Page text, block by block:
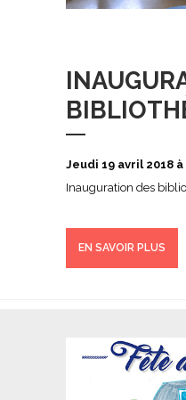
Jeudi 19 avril 2018 à
Inauguration des
EN SAVOIR PLUS